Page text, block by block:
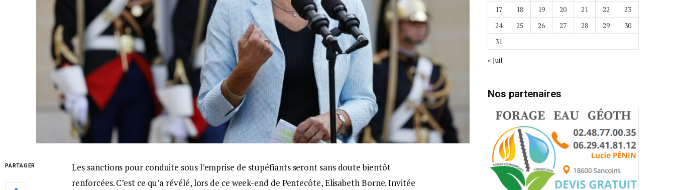
PARTAGER
Les sanctions pour conduite sous l’emprise de stupéfiants seront sans doute bientôt
renforcées. C’est ce qu’a révélé, lors de ce week-end de Pentecôte, Elisabeth Borne. Invitée
17
18 19 20 21 22
23
24
25 26 27 28 29
30
31
« Juil
Nos partenaires